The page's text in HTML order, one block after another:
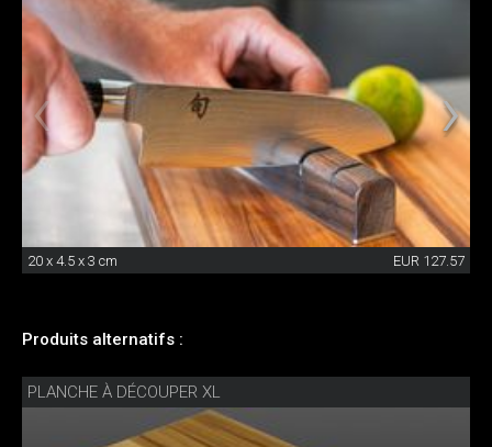
20 x 4.5 x 3 cm EUR 127.57
Produits alternatifs :
PLANCHE À DÉCOUPER XL